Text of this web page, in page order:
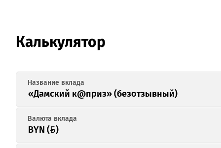
Калькулятор
«Дамский к@приз» (безотзывный)
BYN ()